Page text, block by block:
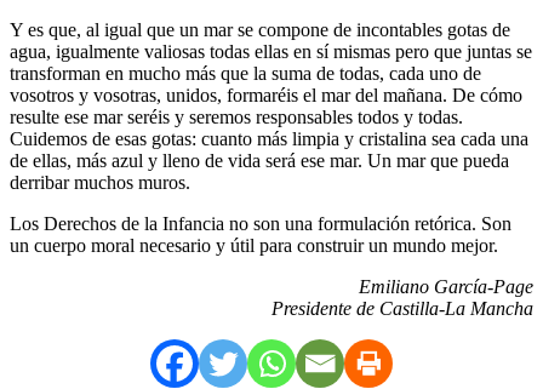
Y es que, al igual que un mar se compone de incontables gotas de
agua, igualmente valiosas todas ellas en sí mismas pero que juntas se
transforman en mucho más que la suma de todas, cada uno de
vosotros y vosotras, unidos, formaréis el mar del mañana. De cómo
resulte ese mar seréis y seremos responsables todos y todas.
Cuidemos de esas gotas: cuanto más limpia y cristalina sea cada una
de ellas, más azul y lleno de vida será ese mar. Un mar que pueda
derribar muchos muros.
Los Derechos de la Infancia no son una formulación retórica. Son
un cuerpo moral necesario y útil para construir un mundo mejor.
Emiliano García-Page
Presidente de Castilla-La Mancha